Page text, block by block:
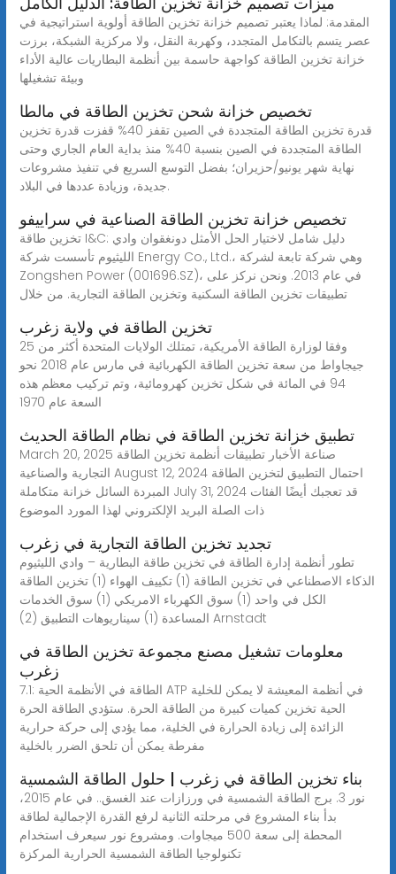
المقدمة: لماذا يعتبر تصميم خزانة تخزين الطاقة أولوية استراتيجية في
عصر يتسم بالتكامل المتجدد، وكهربة النقل، ولا مركزية الشبكة، برزت
خزانة تخزين الطاقة كواجهة حاسمة بين أنظمة البطاريات عالية الأداء
وبيئة تشغيلها
تخصيص خزانة شحن تخزين الطاقة في مالطا
قدرة تخزين الطاقة المتجددة في الصين تقفز 40% قفزت قدرة تخزين
الطاقة المتجددة في الصين بنسبة 40% منذ بداية العام الجاري وحتى
نهاية شهر يونيو/حزيران؛ بفضل التوسع السريع في تنفيذ مشروعات
جديدة، وزيادة عددها في البلاد.
تخصيص خزانة تخزين الطاقة الصناعية في سراييفو
تخزين طاقة I&C: دليل شامل لاختيار الحل الأمثل دونغقوان وادي
الليثيوم تأسست شركة Energy Co., Ltd.، وهي شركة تابعة لشركة
Zongshen Power (001696.SZ)، في عام 2013. ونحن نركز على
تطبيقات تخزين الطاقة السكنية وتخزين الطاقة التجارية. من خلال
تخزين الطاقة في ولاية زغرب
وفقا لوزارة الطاقة الأمريكية، تمتلك الولايات المتحدة أكثر من 25
جيجاواط من سعة تخزين الطاقة الكهربائية في مارس عام 2018 نحو
94 في المائة في شكل تخزين كهرومائية، وتم تركيب معظم هذه
السعة عام 1970
تطبيق خزانة تخزين الطاقة في نظام الطاقة الحديث
March 20, 2025 صناعة الأخبار تطبيقات أنظمة تخزين الطاقة
التجارية والصناعية August 12, 2024 احتمال التطبيق لتخزين الطاقة
المبردة السائل خزانة متكاملة July 31, 2024 قد تعجبك أيضًا الفئات
ذات الصلة البريد الإلكتروني لهذا المورد الموضوع
تجديد تخزين الطاقة التجارية في زغرب
تطور أنظمة إدارة الطاقة في تخزين طاقة البطارية – وادي الليثيوم
الذكاء الاصطناعي في تخزين الطاقة (1) تكييف الهواء (1) تخزين الطاقة
الكل في واحد (1) سوق الكهرباء الامريكي (1) سوق الخدمات
المساعدة (1) سيناريوهات التطبيق (2) Arnstadt
معلومات تشغيل مصنع مجموعة تخزين الطاقة في
زغرب
7.1: الطاقة في الأنظمة الحية ATP في أنظمة المعيشة لا يمكن للخلية
الحية تخزين كميات كبيرة من الطاقة الحرة. ستؤدي الطاقة الحرة
الزائدة إلى زيادة الحرارة في الخلية، مما يؤدي إلى حركة حرارية
مفرطة يمكن أن تلحق الضرر بالخلية
بناء تخزين الطاقة في زغرب | حلول الطاقة الشمسية
نور 3. برج الطاقة الشمسية في ورزازات عند الغسق.. في عام 2015،
بدأ بناء المشروع في مرحلته الثانية لرفع القدرة الإجمالية لطاقة
المحطة إلى سعة 500 ميجاوات. ومشروع نور سيعرف استخدام
تكنولوجيا الطاقة الشمسية الحرارية المركزة